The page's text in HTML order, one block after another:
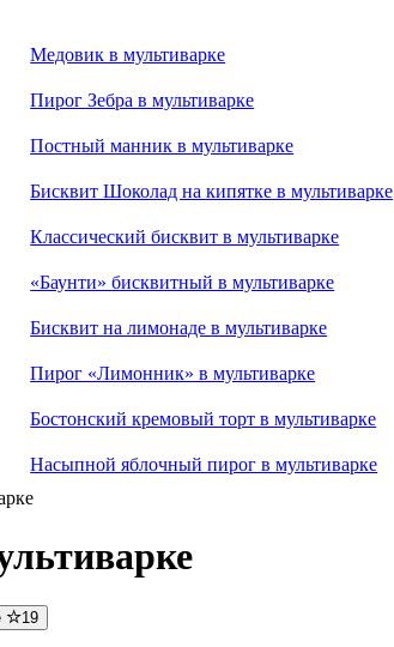
Медовик в мультиварке
Пирог Зебра в мультиварке
Постный манник в мультиварке
Бисквит Шоколад на кипятке в мультиварке
Классический бисквит в мультиварке
«Баунти» бисквитный в мультиварке
Бисквит на лимонаде в мультиварке
Пирог «Лимонник» в мультиварке
Бостонский кремовый торт в мультиварке
Насыпной яблочный пирог в мультиварке
19